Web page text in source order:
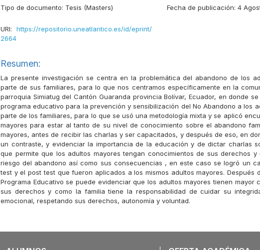
Tipo de documento: Tesis (Masters) Fecha de publicación: 4
URI: https://repositorio.uneatlantico.es/id/eprint/
2664
Resumen:
La presente investigación se centra en la problemática del abandono de los
parte de sus familiares, para lo que nos centramos específicamente en la
parroquia Simiatug del Cantón Guaranda provincia Bolívar, Ecuador, en donde
programa educativo para la prevención y sensibilización del No Abandono a los
parte de los familiares, para lo que se usó una metodología mixta y se aplicó
mayores para estar al tanto de su nivel de conocimiento sobre el abandono
mayores, antes de recibir las charlas y ser capacitados, y después de eso, en
un contraste, y evidenciar la importancia de la educación y de dictar charlas
que permite que los adultos mayores tengan conocimientos de sus derechos
riesgo del abandono así como sus consecuencias , en este caso se logró un
test y el post test que fueron aplicados a los mismos adultos mayores. Después
Programa Educativo se puede evidenciar que los adultos mayores tienen mayor
sus derechos y como la familia tiene la responsabilidad de cuidar su
emocional, respetando sus derechos, autonomía y voluntad.